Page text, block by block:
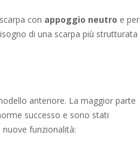
con appoggio neutro e per
di una scarpa più strutturata
anteriore. La maggior parte
successo e sono stati
funzionalità: